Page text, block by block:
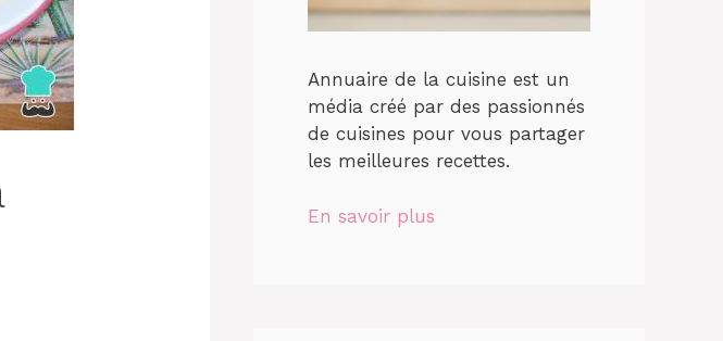
Annuaire de la cuisine est un
média créé par des passionnés
de cuisines pour vous partager
les meilleures recettes.
En savoir plus